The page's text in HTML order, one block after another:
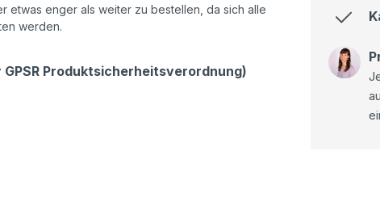
etwas enger als weiter zu bestellen, da sich alle
werden.
Produktsicherheitsverordnung)